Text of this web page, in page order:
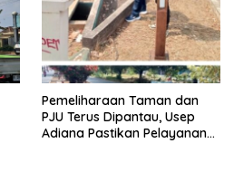
Pemeliharaan Taman dan
PJU Terus Dipantau, Usep
Adiana Pastikan Pelayanan